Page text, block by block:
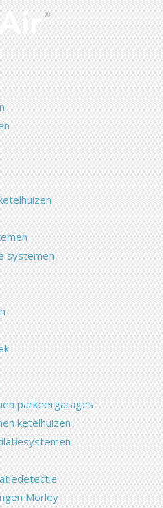
systemen
parkeergarages
ketelhuizen
Morley